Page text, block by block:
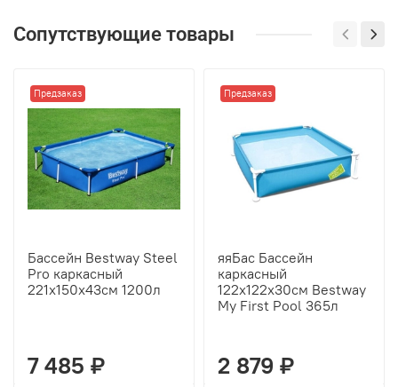
Сопутствующие товары
Предзаказ
Бассейн Bestway Steel
Pro каркасный
221х150х43см 1200л
7 485 ₽
Предзаказ
яяБас Бассейн
каркасный
122х122х30см Bestway
My First Pool 365л
2 879 ₽